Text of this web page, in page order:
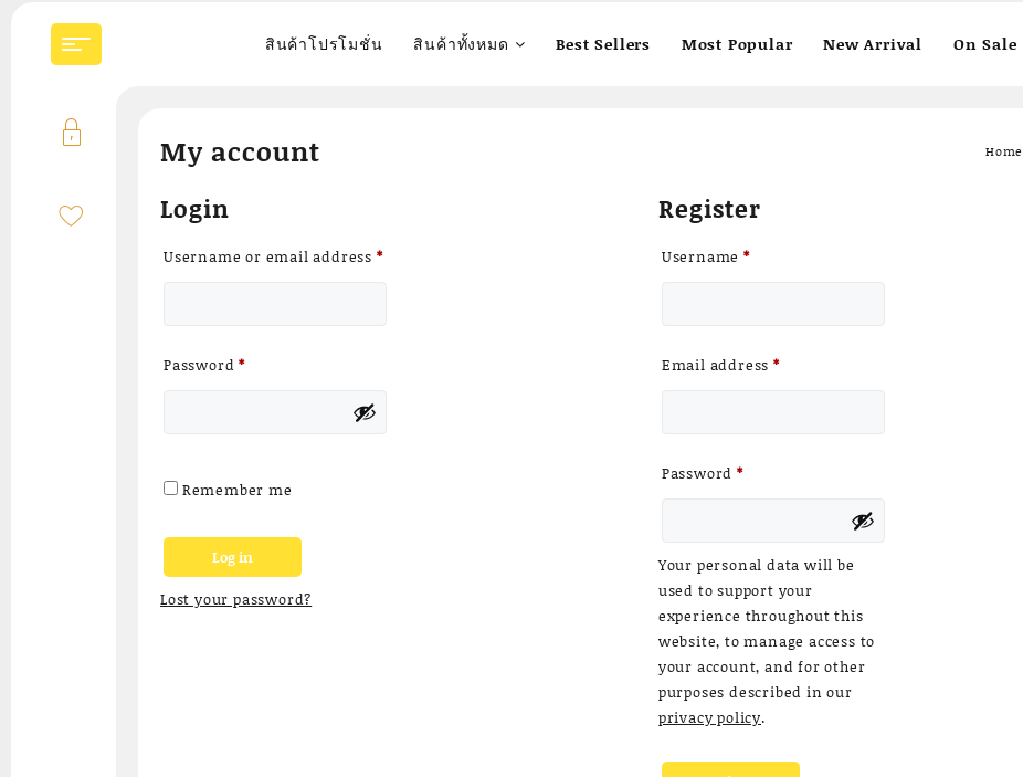
content
สินค้าโปรโมชั่น สินค้าทั้งหมด Best Sellers Most Popular New Arrival On Sale
My account Home
Login
Username or email address *Required
Password*Required
Remember me
Log in
Lost your password?
Register
Username *Required
Email address *Required
Password *Required
Your personal data will be
used to support your
experience throughout this
website, to manage access to
your account, and for other
purposes described in our
privacy policy.